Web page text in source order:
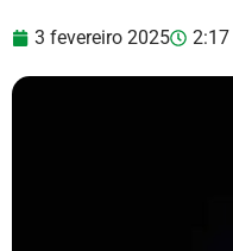
3 fevereiro 2025